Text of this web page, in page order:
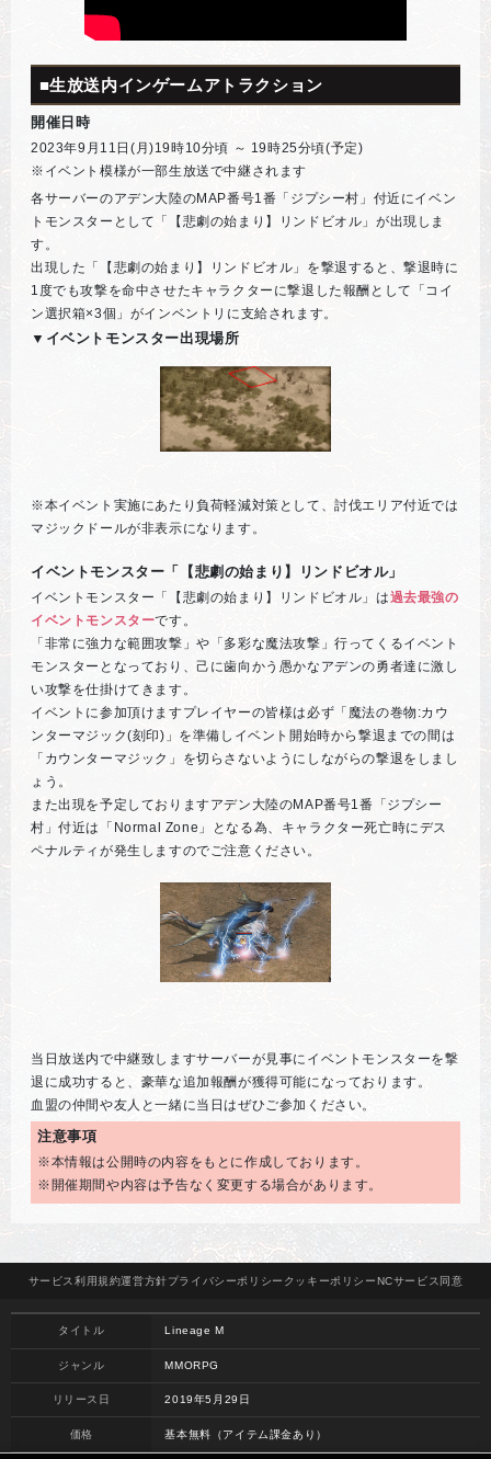
■生放送内インゲームアトラクション
開催日時
2023年9月11日(月)19時10分頃 ～ 19時25分頃(予定)
※イベント模様が一部生放送で中継されます
各サーバーのアデン大陸のMAP番号1番「ジプシー村」付近にイベン
トモンスターとして「【悲劇の始まり】リンドビオル」が出現しま
す。
出現した「【悲劇の始まり】リンドビオル」を撃退すると、撃退時に
1度でも攻撃を命中させたキャラクターに撃退した報酬として「コイ
ン選択箱×3個」がインベントリに支給されます。
▼イベントモンスター出現場所
※本イベント実施にあたり負荷軽減対策として、討伐エリア付近では
マジックドールが非表示になります。
イベントモンスター「【悲劇の始まり】リンドビオル」
イベントモンスター「【悲劇の始まり】リンドビオル」は過去最強の
イベントモンスターです。
「非常に強力な範囲攻撃」や「多彩な魔法攻撃」行ってくるイベント
モンスターとなっており、己に歯向かう愚かなアデンの勇者達に激し
い攻撃を仕掛けてきます。
イベントに参加頂けますプレイヤーの皆様は必ず「魔法の巻物:カウ
ンターマジック(刻印)」を準備しイベント開始時から撃退までの間は
「カウンターマジック」を切らさないようにしながらの撃退をしまし
ょう。
また出現を予定しておりますアデン大陸のMAP番号1番「ジプシー
村」付近は「Normal Zone」となる為、キャラクター死亡時にデス
ペナルティが発生しますのでご注意ください。
当日放送内で中継致しますサーバーが見事にイベントモンスターを撃
退に成功すると、豪華な追加報酬が獲得可能になっております。
血盟の仲間や友人と一緒に当日はぜひご参加ください。
注意事項
※本情報は公開時の内容をもとに作成しております。
※開催期間や内容は予告なく変更する場合があります。
サービス 利用規約運営方針プライバシーポリシー クッキーポリシーNCサービス 同意
タイトル Lineage M
ジャンル MMORPG
リリース日 2019年5月29日
価格 基本無料（アイテム課金あり）